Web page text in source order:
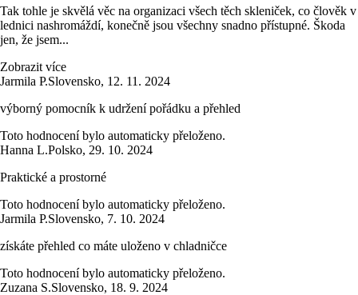
Tak tohle je skvělá věc na organizaci všech těch skleniček, co člověk v
lednici nashromáždí, konečně jsou všechny snadno přístupné. Škoda
jen, že jsem...
Zobrazit více
Jarmila P.Slovensko, 12. 11. 2024
výborný pomocník k udržení pořádku a přehled
Toto hodnocení bylo automaticky přeloženo.
Hanna L.Polsko, 29. 10. 2024
Praktické a prostorné
Toto hodnocení bylo automaticky přeloženo.
Jarmila P.Slovensko, 7. 10. 2024
získáte přehled co máte uloženo v chladničce
Toto hodnocení bylo automaticky přeloženo.
Zuzana S.Slovensko, 18. 9. 2024